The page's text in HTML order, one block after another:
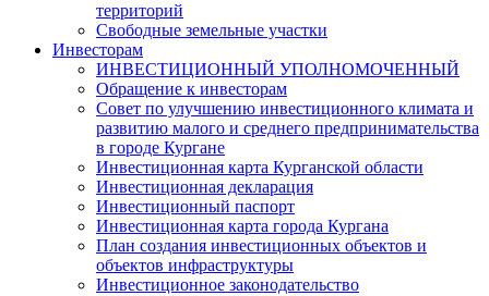
территорий
Свободные земельные участки
Инвесторам
ИНВЕСТИЦИОННЫЙ УПОЛНОМОЧЕННЫЙ
Обращение к инвесторам
Совет по улучшению инвестиционного климата и
развитию малого и среднего предпринимательства
в городе Кургане
Инвестиционная карта Курганской области
Инвестиционная декларация
Инвестиционный паспорт
Инвестиционная карта города Кургана
План создания инвестиционных объектов и
объектов инфраструктуры
Инвестиционное законодательство